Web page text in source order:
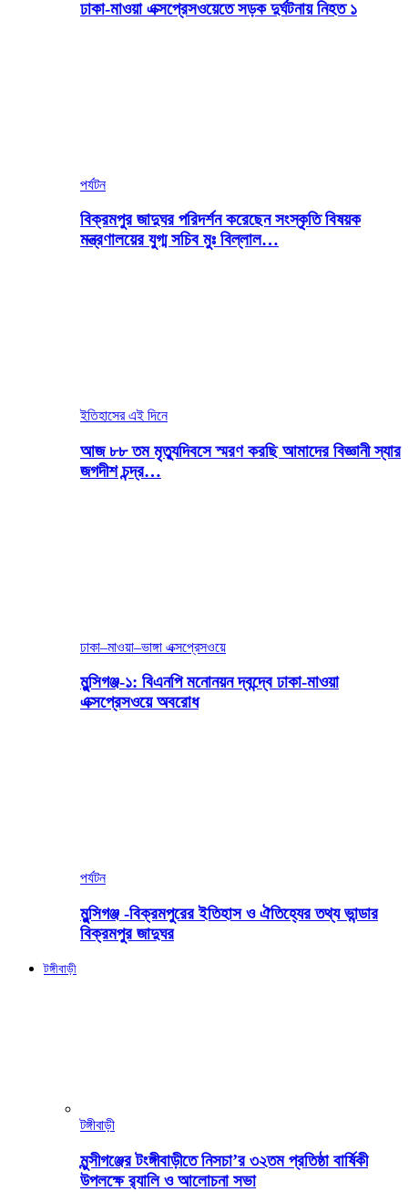
ঢাকা-মাওয়া এক্সপ্রেসওয়েতে সড়ক দুর্ঘটনায় নিহত ১
পর্যটন
বিক্রমপুর জাদুঘর পরিদর্শন করেছেন সংস্কৃতি বিষয়ক
মন্ত্রণালয়ের যুগ্ম সচিব মুঃ বিল্লাল…
ইতিহাসের এই দিনে
আজ ৮৮ তম মৃত্যুদিবসে স্মরণ করছি আমাদের বিজ্ঞানী স্যার
জগদীশ চন্দ্র…
ঢাকা–মাওয়া–ভাঙ্গা এক্সপ্রেসওয়ে
মুন্সিগঞ্জ-১: বিএনপি মনোনয়ন দ্বন্দ্বে ঢাকা-মাওয়া
এক্সপ্রেসওয়ে অবরোধ
পর্যটন
মুন্সিগঞ্জ -বিক্রমপুরের ইতিহাস ও ঐতিহ্যের তথ্য ভান্ডার
বিক্রমপুর জাদুঘর
টঙ্গীবাড়ী
টঙ্গীবাড়ী
মুন্সীগঞ্জের টংঙ্গীবাড়ীতে নিসচা’র ৩২তম প্রতিষ্ঠা বার্ষিকী
উপলক্ষে র‍্যালি ও আলোচনা সভা